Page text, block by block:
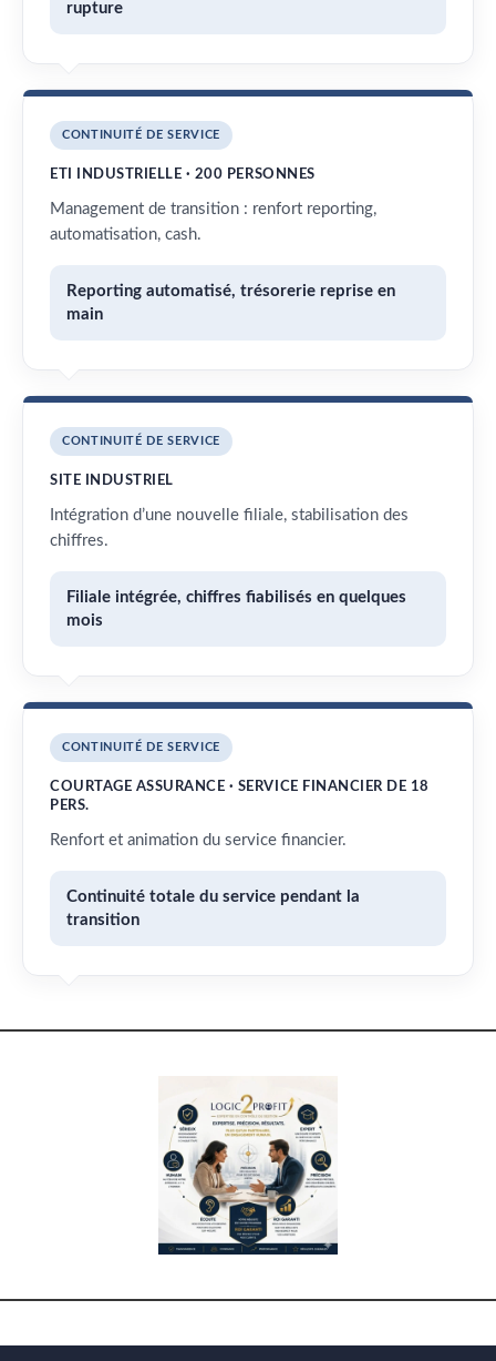
rupture
CONTINUITÉ DE SERVICE
ETI INDUSTRIELLE · 200 PERSONNES
Management de transition : renfort reporting,
automatisation, cash.
Reporting automatisé, trésorerie reprise en
main
CONTINUITÉ DE SERVICE
SITE INDUSTRIEL
Intégration d’une nouvelle filiale, stabilisation des
chiffres.
Filiale intégrée, chiffres fiabilisés en quelques
mois
CONTINUITÉ DE SERVICE
COURTAGE ASSURANCE · SERVICE FINANCIER DE 18
PERS.
Renfort et animation du service financier.
Continuité totale du service pendant la
transition